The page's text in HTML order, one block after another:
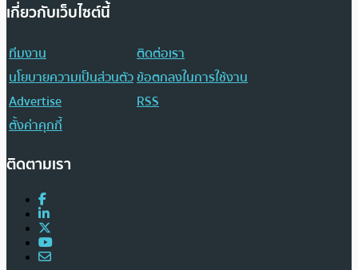
เกี่ยวกับเว็บไซต์นี้
ทีมงาน
ติดต่อเรา
นโยบายความเป็นส่วนตัวข้อตกลงในการใช้งาน
Advertise
RSS
ตั้งค่าคุกกี้
ติดตามเรา